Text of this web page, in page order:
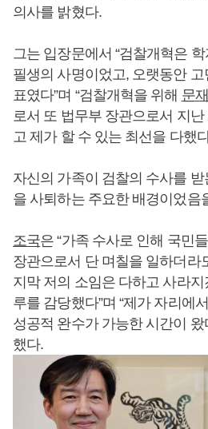
의사를 밝혔다.
그는 입장문에서 “검찰개혁은
필생의 사명이었고, 오랫동안
표였다”며 “검찰개혁을 위해 문
로서 또 법무부 장관으로서 지
고 제가 할 수 있는 최선을 다했
자신의 가족이 검찰의 수사를
을 사퇴하는 주요한 배경이었음
조국은 “가족 수사로 인해 국민
장관으로서 단 며칠을 일하더라
지막 저의 소임은 다하고 사라
루를 감당했다”며 “제가 자리에
성공적 완수가 가능한 시간이 왔
했다.